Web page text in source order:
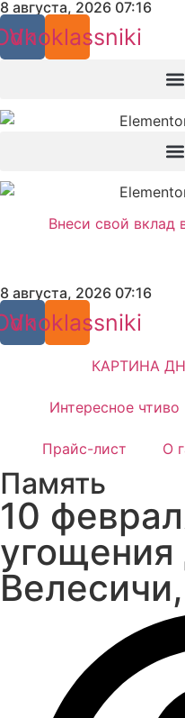
Перейти
к
содержимому
8 августа, 2026 07:16
Vk
Внеси свой вклад
8 августа, 2026 07:16
Vk
КАРТИНА
Интересное чтиво
Прайс-лист О
Память
10